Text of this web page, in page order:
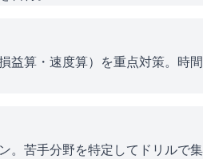
益算・速度算）を重点対策。時間
。苦手分野を特定してドリルで集